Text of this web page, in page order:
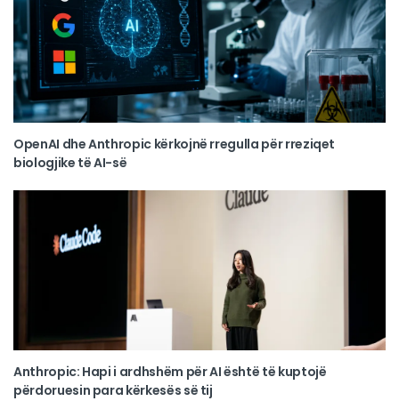
OpenAI dhe Anthropic kërkojnë rregulla për rreziqet
biologjike të AI-së
Anthropic: Hapi i ardhshëm për AI është të kuptojë
përdoruesin para kërkesës së tij